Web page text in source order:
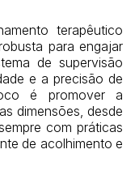
terapêutico
para engajar
de supervisão
e a precisão de
é promover a
dimensões, desde
com práticas
de acolhimento e